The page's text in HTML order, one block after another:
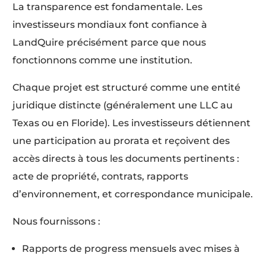
La transparence est fondamentale. Les
investisseurs mondiaux font confiance à
LandQuire précisément parce que nous
fonctionnons comme une institution.
Chaque projet est structuré comme une entité
juridique distincte (généralement une LLC au
Texas ou en Floride). Les investisseurs détiennent
une participation au prorata et reçoivent des
accès directs à tous les documents pertinents :
acte de propriété, contrats, rapports
d’environnement, et correspondance municipale.
Nous fournissons :
Rapports de progress mensuels avec mises à